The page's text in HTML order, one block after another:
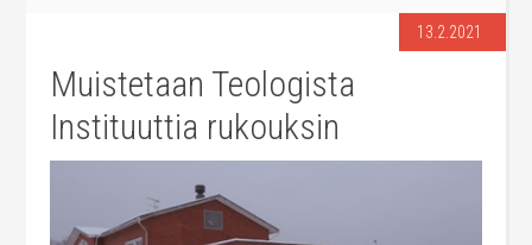
13.2.2021
Muistetaan Teologista
Instituuttia rukouksin